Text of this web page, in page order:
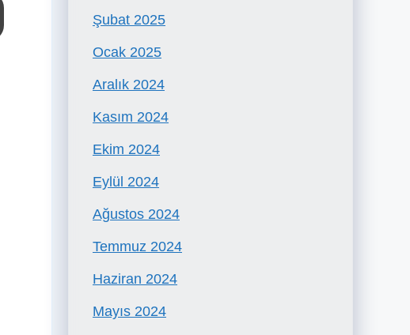
Şubat 2025
Ocak 2025
Aralık 2024
Kasım 2024
Ekim 2024
Eylül 2024
Ağustos 2024
Temmuz 2024
Haziran 2024
Mayıs 2024